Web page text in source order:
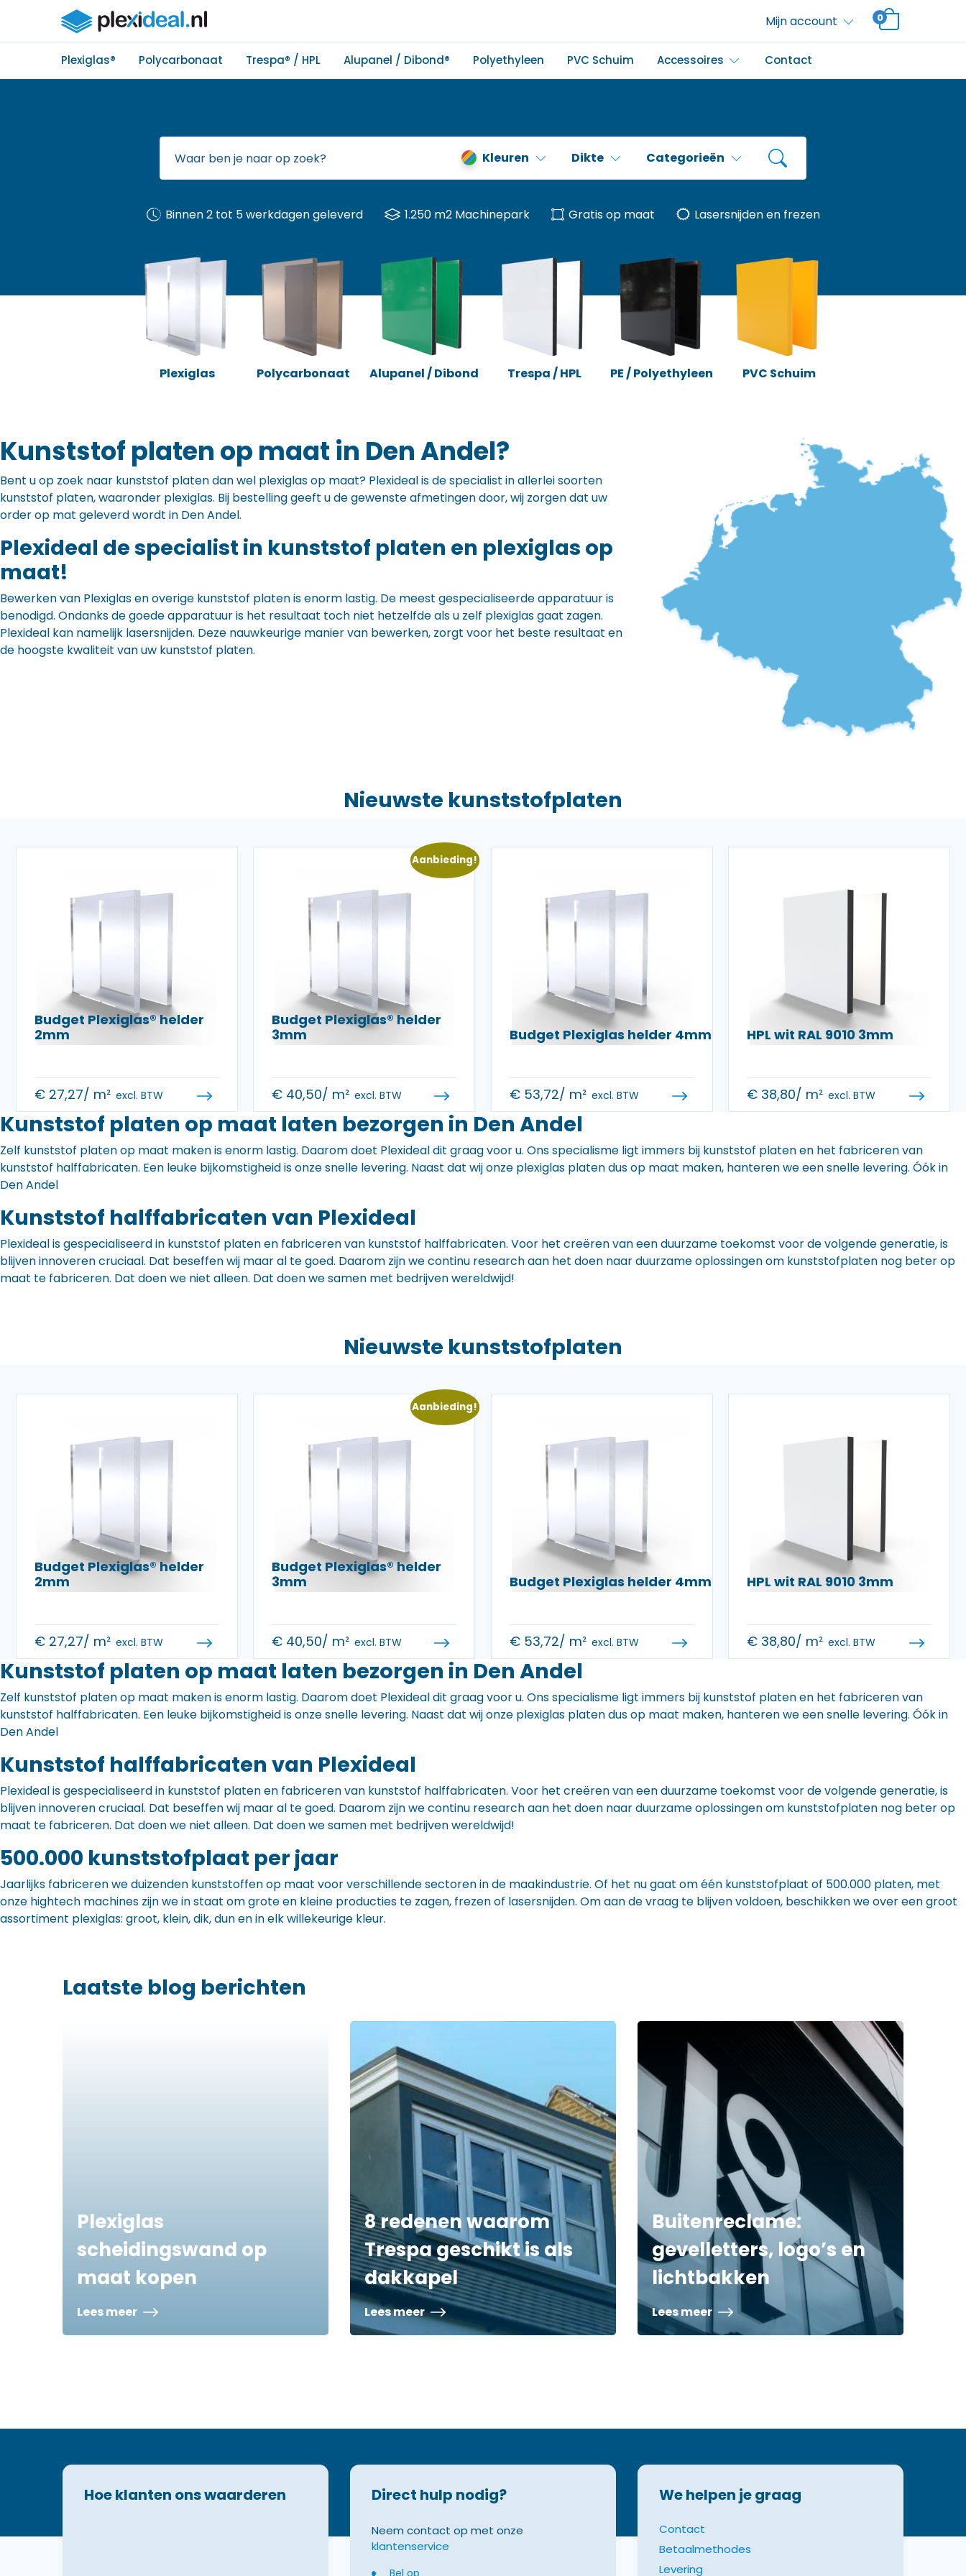
Mijn account 0
Plexiglas® Polycarbonaat Trespa® / HPL Alupanel / Dibond® Polyethyleen PVC Schuim Accessoires Contact
Kleuren Dikte Categorieën
Binnen 2 tot 5 werkdagen geleverd 1.250 m2 Machinepark Gratis op maat Lasersnijden en frezen
Plexiglas Polycarbonaat Alupanel / Dibond Trespa / HPL PE / Polyethyleen PVC Schuim
Kunststof platen op maat in Den Andel?
Bent u op zoek naar kunststof platen dan wel plexiglas op maat? Plexideal is de specialist in allerlei soorten
kunststof platen, waaronder plexiglas. Bij bestelling geeft u de gewenste afmetingen door, wij zorgen dat uw
order op mat geleverd wordt in Den Andel.
Plexideal de specialist in kunststof platen en plexiglas op
maat!
Bewerken van Plexiglas en overige kunststof platen is enorm lastig. De meest gespecialiseerde apparatuur is
benodigd. Ondanks de goede apparatuur is het resultaat toch niet hetzelfde als u zelf plexiglas gaat zagen.
Plexideal kan namelijk lasersnijden. Deze nauwkeurige manier van bewerken, zorgt voor het beste resultaat en
de hoogste kwaliteit van uw kunststof platen.
Nieuwste kunststofplaten
Budget Plexiglas® helder
2mm
€27,27/ m² excl. BTW
Aanbieding!
Budget Plexiglas® helder
3mm
€ 40,50/ m² excl. BTW
Budget Plexiglas helder 4mm
€53,72/ m² excl. BTW
HPL wit RAL 9010 3mm
€ 38,80/ m² excl. BTW
Kunststof platen op maat laten bezorgen in Den Andel
Zelf kunststof platen op maat maken is enorm lastig. Daarom doet Plexideal dit graag voor u. Ons specialisme ligt immers bij kunststof platen en het fabriceren van
kunststof halffabricaten. Een leuke bijkomstigheid is onze snelle levering. Naast dat wij onze plexiglas platen dus op maat maken, hanteren we een snelle levering. Óók in
Den Andel
Kunststof halffabricaten van Plexideal
Plexideal is gespecialiseerd in kunststof platen en fabriceren van kunststof halffabricaten. Voor het creëren van een duurzame toekomst voor de volgende generatie, is
blijven innoveren cruciaal. Dat beseffen wij maar al te goed. Daarom zijn we continu research aan het doen naar duurzame oplossingen om kunststofplaten nog beter op
maat te fabriceren. Dat doen we niet alleen. Dat doen we samen met bedrijven wereldwijd!
Nieuwste kunststofplaten
Budget Plexiglas® helder
2mm
€27,27/ m² excl. BTW
Aanbieding!
Budget Plexiglas® helder
3mm
€ 40,50/ m² excl. BTW
Budget Plexiglas helder 4mm
€53,72/ m² excl. BTW
HPL wit RAL 9010 3mm
€ 38,80/ m² excl. BTW
Kunststof platen op maat laten bezorgen in Den Andel
Zelf kunststof platen op maat maken is enorm lastig. Daarom doet Plexideal dit graag voor u. Ons specialisme ligt immers bij kunststof platen en het fabriceren van
kunststof halffabricaten. Een leuke bijkomstigheid is onze snelle levering. Naast dat wij onze plexiglas platen dus op maat maken, hanteren we een snelle levering. Óók in
Den Andel
Kunststof halffabricaten van Plexideal
Plexideal is gespecialiseerd in kunststof platen en fabriceren van kunststof halffabricaten. Voor het creëren van een duurzame toekomst voor de volgende generatie, is
blijven innoveren cruciaal. Dat beseffen wij maar al te goed. Daarom zijn we continu research aan het doen naar duurzame oplossingen om kunststofplaten nog beter op
maat te fabriceren. Dat doen we niet alleen. Dat doen we samen met bedrijven wereldwijd!
500.000 kunststofplaat per jaar
Jaarlijks fabriceren we duizenden kunststoffen op maat voor verschillende sectoren in de maakindustrie. Of het nu gaat om één kunststofplaat of 500.000 platen, met
onze hightech machines zijn we in staat om grote en kleine producties te zagen, frezen of lasersnijden. Om aan de vraag te blijven voldoen, beschikken we over een groot
assortiment plexiglas: groot, klein, dik, dun en in elk willekeurige kleur.
Laatste blog berichten
Plexiglas
scheidingswand op
maat kopen
Lees meer
8 redenen waarom
Trespa geschikt is als
dakkapel
Lees meer
Buitenreclame:
gevelletters, logo’s en
lichtbakken
Lees meer
Hoe klanten ons waarderen Direct hulp nodig?
Neem contact op met onze
klantenservice
Bel op
We helpen je graag
Contact
Betaalmethodes
Levering